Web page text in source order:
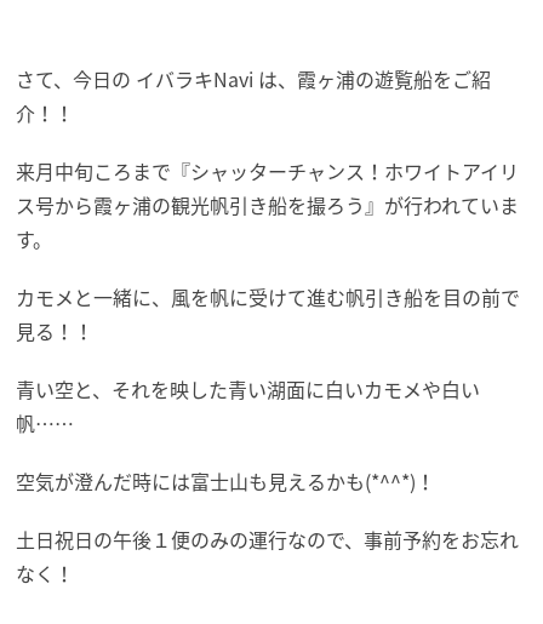
さて、今日の イバラキNavi は、霞ヶ浦の遊覧船をご紹
介！！
来月中旬ころまで『シャッターチャンス！ホワイトアイリ
ス号から霞ヶ浦の観光帆引き船を撮ろう』が行われていま
す。
カモメと一緒に、風を帆に受けて進む帆引き船を目の前で
見る！！
青い空と、それを映した青い湖面に白いカモメや白い
帆……
空気が澄んだ時には富士山も見えるかも(*^^*)！
土日祝日の午後１便のみの運行なので、事前予約をお忘れ
なく！